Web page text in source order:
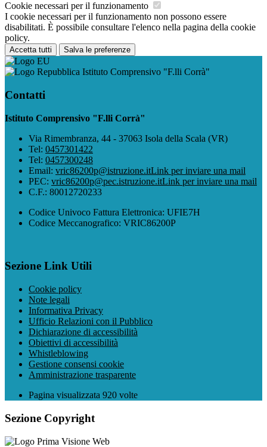
Cookie necessari per il funzionamento
I cookie necessari per il funzionamento non possono essere
disabilitati. È possibile consultare l'elenco nella pagina della cookie
policy.
Accetta tutti Salva le preferenze
Istituto Comprensivo "F.lli Corrà"
Contatti
Istituto Comprensivo "F.lli Corrà"
Via Rimembranza, 44 - 37063 Isola della Scala (VR)
Tel: 0457301422
Tel: 0457300248
Email: vric86200p@istruzione.itLink per inviare una mail
PEC: vric86200p@pec.istruzione.itLink per inviare una mail
C.F.: 80012720233
Codice Univoco Fattura Elettronica: UFIE7H
Codice Meccanografico: VRIC86200P
Sezione Link Utili
Cookie policy
Note legali
Informativa Privacy
Ufficio Relazioni con il Pubblico
Dichiarazione di accessibilità
Obiettivi di accessibilità
Whistleblowing
Gestione consensi cookie
Amministrazione trasparente
Pagina visualizzata 920 volte
Sezione Copyright